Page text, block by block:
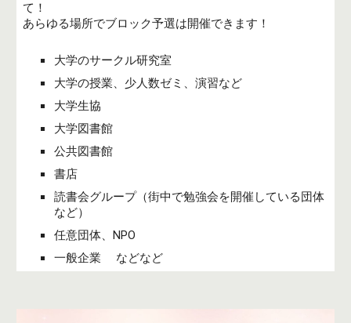
て！
あらゆる場所でブロック予選は開催できます！
大学のサークル研究室
大学の授業、 少人数ゼミ 、演習など
大学生協
大学図書館
公共図書館
書店
読書会グループ（街中で勉強会を開催している団体
など）
任意団体、NPO
一般企業
などなど